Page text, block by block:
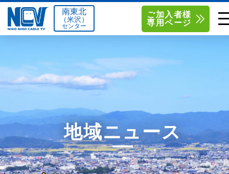
南東北センター（福島）
函館センター 0138-34-2525
新潟センター 025-210-1200
単品料金
お得なセットプラン
料金シミュレーション
サポート
南東北センター(福島)
南東北
（米沢）
センター
ご加入者様
専用ページ
地域ニュース